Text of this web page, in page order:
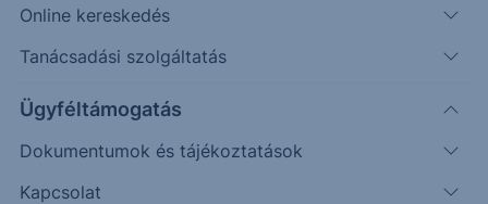
Online kereskedés
Tanácsadási szolgáltatás
Ügyféltámogatás
Dokumentumok és tájékoztatások
Kapcsolat
Kapcsolódó alapkezelő:
Hold Alapkezelő Zrt.